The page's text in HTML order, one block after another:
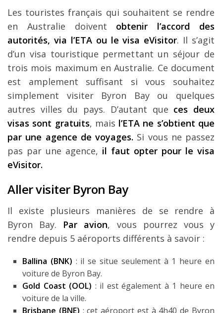
Les touristes français qui souhaitent se rendre
en Australie doivent obtenir l’accord des
autorités, via l’ETA ou le visa eVisitor. Il s’agit
d’un visa touristique permettant un séjour de
trois mois maximum en Australie. Ce document
est amplement suffisant si vous souhaitez
simplement visiter Byron Bay ou quelques
autres villes du pays. D’autant que ces deux
visas sont gratuits, mais l’ETA ne s’obtient que
par une agence de voyages. Si vous ne passez
pas par une agence, il faut opter pour le visa
eVisitor.
Aller visiter Byron Bay
Il existe plusieurs manières de se rendre à
Byron Bay. Par avion, vous pourrez vous y
rendre depuis 5 aéroports différents à savoir :
Ballina (BNK) : il se situe seulement à 1 heure en
voiture de Byron Bay.
Gold Coast (OOL) : il est également à 1 heure en
voiture de la ville.
Brisbane (BNE) : cet aéroport est à 4h40 de Byron